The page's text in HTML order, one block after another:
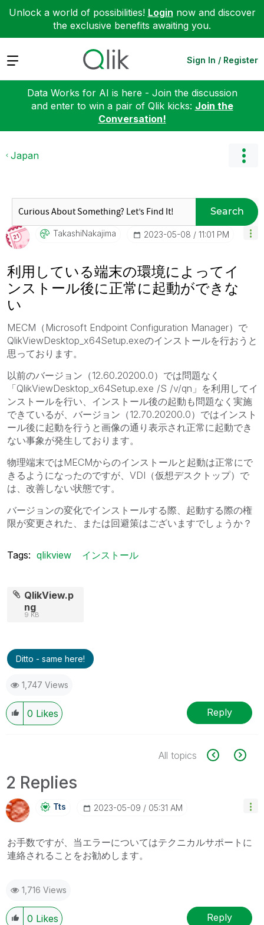
Unlock a world of possibilities! Login now and discover
the exclusive benefits awaiting you.
Expand Sign In / Register
Data Works for AI is here - Join the discussion
and enter to win a pair of Qlik kicks: Join the
Conversation!
Japan
Search
TakashiNakajima ‎2023-05-08 11:01 PM
利用している端末の環境によってイ
ンストール後に正常に起動ができな
い
MECM（ Microsoft Endpoint Configuration Manager）で
QlikViewDesktop_x64Setup.exeのインストールを行おうと
思っております。
以前のバージョン（12.60.20200.0）では問題なく
「QlikViewDesktop_x64Setup.exe /S /v/qn」を利用してイ
ンストールを行い、インストール後の起動も問題なく実施
できているが、バージョン（12.70.20200.0）ではインスト
ール後に起動を行うと画像の通り表示され正常に起動でき
ない事象が発生しております。
物理端末ではMECMからのインストールと起動は正常にで
きるようになったのですが、VDI（仮想デスクトップ）で
は、改善しない状態です。
バージョンの変化でインストールする際、起動する際の権
限が変更された、または回避策はございますでしょうか？
Tags: qlikview インストール
QlikView.p
ng
9 KB
Ditto - same here!
1,747 Views
0 Likes Reply
All topics
2 Replies
Tts ‎2023-05-09 05:31 AM
お手数ですが、当エラーについてはテクニカルサポートに
連絡されることをお勧めします。
1,716 Views
0 Likes Reply